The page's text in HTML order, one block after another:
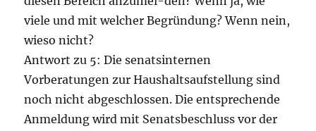
viele und mit welcher Begründung? Wenn nein,
wieso nicht?
Antwort zu 5: Die senatsinternen
Vorberatungen zur Haushaltsaufstellung sind
noch nicht abgeschlossen. Die entsprechende
Anmeldung wird mit Senatsbeschluss vor der